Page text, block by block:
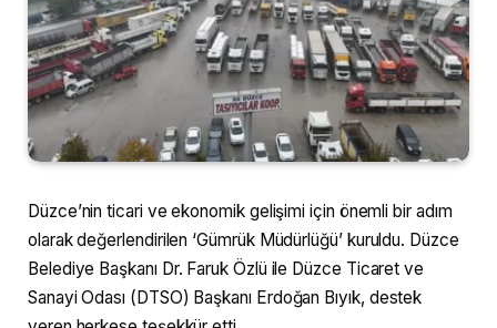
Düzce’nin ticari ve ekonomik gelişimi için önemli bir adım
olarak değerlendirilen ‘Gümrük Müdürlüğü’ kuruldu. Düzce
Belediye Başkanı Dr. Faruk Özlü ile Düzce Ticaret ve
Sanayi Odası (DTSO) Başkanı Erdoğan Bıyık, destek